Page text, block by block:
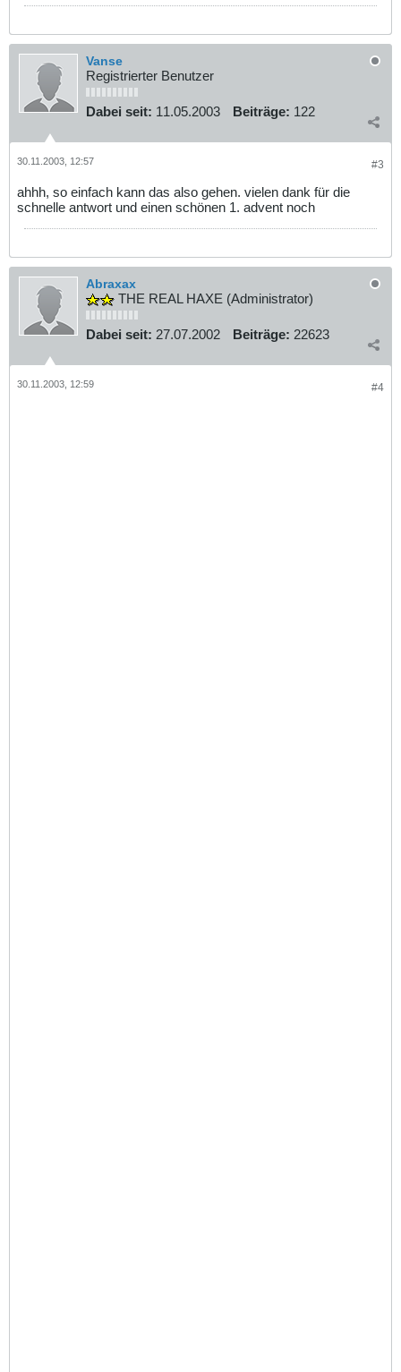
Vanse
Registrierter Benutzer
Dabei seit: 11.05.2003 Beiträge: 122
#3
30.11.2003, 12:57
ahhh, so einfach kann das also gehen. vielen dank für die
schnelle antwort und einen schönen 1. advent noch
Abraxax
THE REAL HAXE (Administrator)
Dabei seit: 27.07.2002 Beiträge: 22623
#4
30.11.2003, 12:59